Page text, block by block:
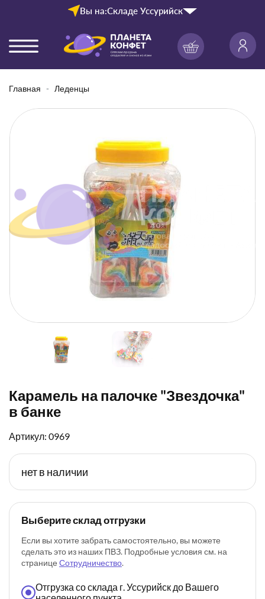
Вы на:Складе Уссурийск
Главная Леденцы
Карамель на палочке "Звездочка"
в банке
Артикул: 0969
нет в наличии
Выберите склад отгрузки
Если вы хотите забрать самостоятельно, вы можете
сделать это из наших ПВЗ. Подробные условия см. на
странице Сотрудничество.
Отгрузка со склада г. Уссурийск до Вашего